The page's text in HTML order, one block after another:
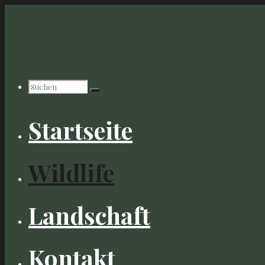
Suchen
nach:
Startseite
Wildlife
Landschaft
Kontakt